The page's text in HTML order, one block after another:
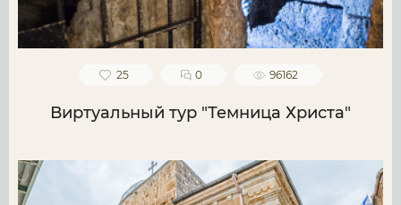
25 0 96162
Виртуальный тур "Темница Христа"